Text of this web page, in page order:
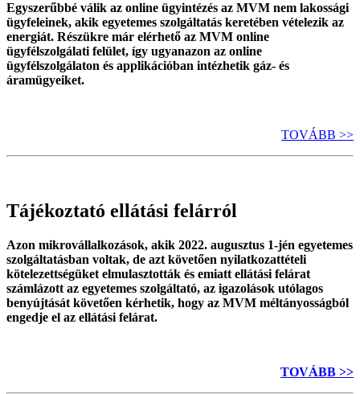
Egyszerűbbé válik az online ügyintézés az MVM nem lakossági
ügyfeleinek, akik egyetemes szolgáltatás keretében vételezik az
energiát. Részükre már elérhető az MVM online
ügyfélszolgálati felület, így ugyanazon az online
ügyfélszolgálaton és applikációban intézhetik gáz- és
áramügyeiket.
TOVÁBB >>
Tájékoztató ellátási felárról
Azon mikrovállalkozások, akik 2022. augusztus 1-jén egyetemes
szolgáltatásban voltak, de azt követően nyilatkozattételi
kötelezettségüket elmulasztották és emiatt ellátási felárat
számlázott az egyetemes szolgáltató, az igazolások utólagos
benyújtását követően kérhetik, hogy az MVM méltányosságból
engedje el az ellátási felárat.
TOVÁBB >>